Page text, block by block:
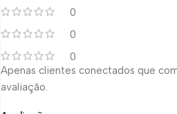
0
0
0
Apenas clientes conectados que
avaliação.